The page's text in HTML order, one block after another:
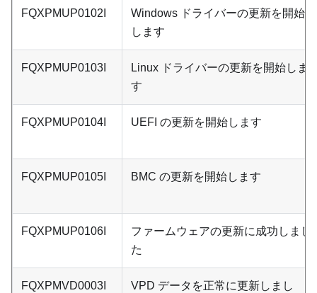
FQXPMUP0102I
Windows ドライバーの更新を開始
します
FQXPMUP0103I
Linux ドライバーの更新を開始しま
す
FQXPMUP0104I UEFI の更新を開始します
FQXPMUP0105I BMC の更新を開始します
FQXPMUP0106I
ファームウェアの更新に成功しまし
た
FQXPMVD0003I
VPD データを正常に更新しまし